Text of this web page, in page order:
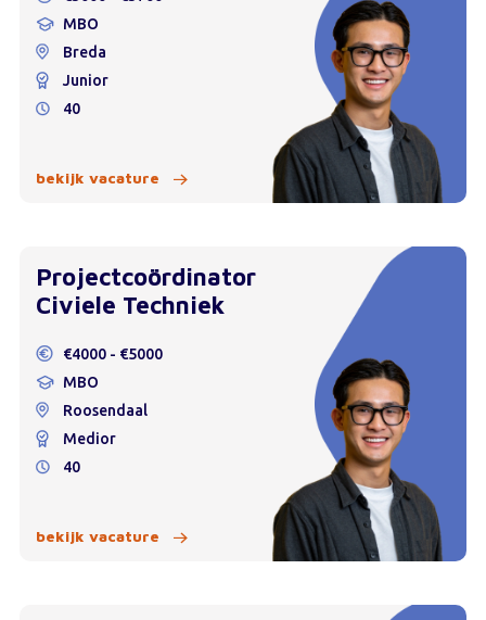
MBO
Breda
Junior
40
bekijk vacature
Projectcoördinator
Civiele Techniek
€4000 - €5000
MBO
Roosendaal
Medior
40
bekijk vacature